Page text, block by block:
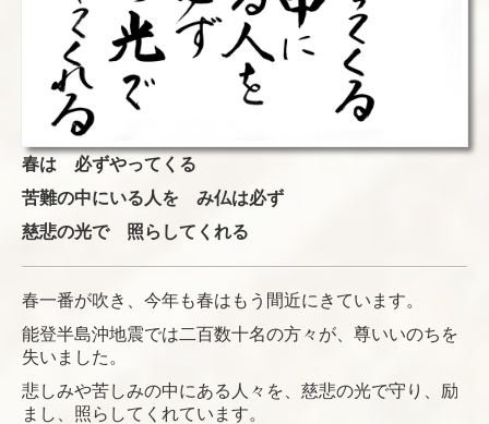
春は 必ずやってくる
苦難の中にいる人を み仏は必ず
慈悲の光で 照らしてくれる
春一番が吹き、今年も春はもう間近にきています。
能登半島沖地震では二百数十名の方々が、尊いいのちを
失いました。
悲しみや苦しみの中にある人々を、慈悲の光で守り、励
まし、照らしてくれています。